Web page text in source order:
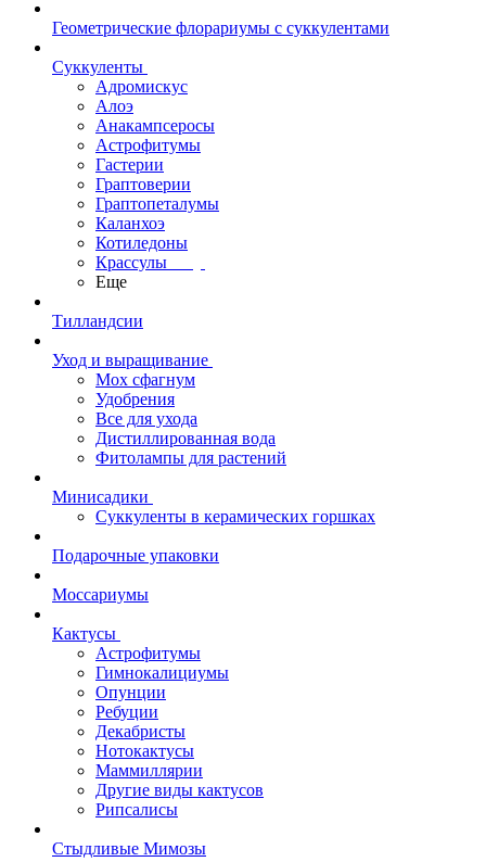
Геометрические флорариумы с суккулентами
Суккуленты
Адромискус
Алоэ
Анакампсеросы
Астрофитумы
Гастерии
Граптоверии
Граптопеталумы
Каланхоэ
Котиледоны
Крассулы
Еще
Тилландсии
Уход и выращивание
Мох сфагнум
Удобрения
Все для ухода
Дистиллированная вода
Фитолампы для растений
Минисадики
Суккуленты в керамических горшках
Подарочные упаковки
Моссариумы
Кактусы
Астрофитумы
Гимнокалициумы
Опунции
Ребуции
Декабристы
Нотокактусы
Маммиллярии
Другие виды кактусов
Рипсалисы
Стыдливые Мимозы